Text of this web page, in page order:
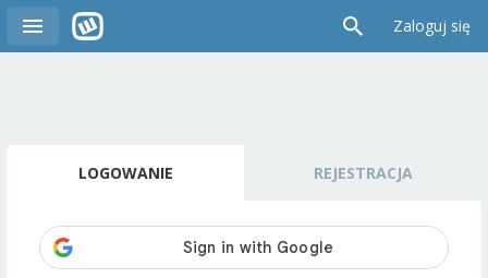
Zaloguj się
LOGOWANIE REJESTRACJA